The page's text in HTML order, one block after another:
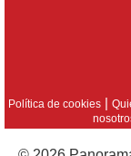
Política de cookies|